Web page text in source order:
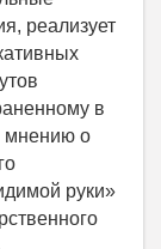
реализует
в
мнению о
руки»